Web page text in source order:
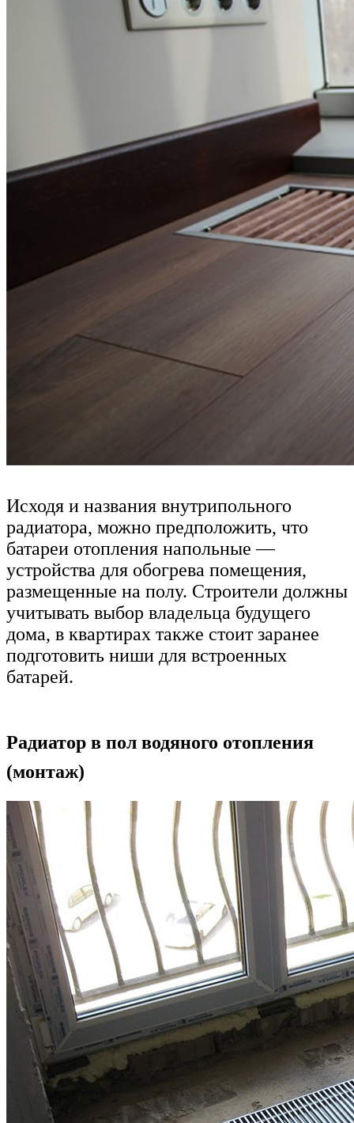
Исходя и названия внутрипольного
радиатора, можно предположить, что
батареи отопления напольные —
устройства для обогрева помещения,
размещенные на полу. Строители должны
учитывать выбор владельца будущего
дома, в квартирах также стоит заранее
подготовить ниши для встроенных
батарей.
Радиатор в пол водяного отопления
(монтаж)